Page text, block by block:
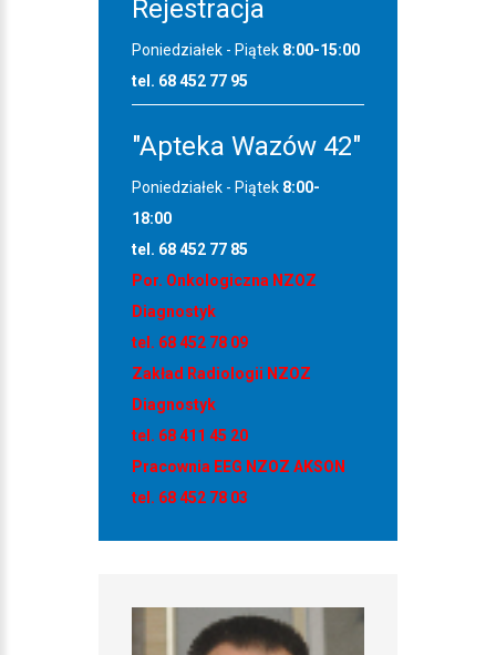
Rejestracja
Poniedziałek - Piątek 8:00-15:00
tel. 68 452 77 95
"Apteka Wazów 42"
Poniedziałek - Piątek 8:00-
18:00
tel. 68 452 77 85
Por. Onkologiczna NZOZ
Diagnostyk
tel. 68 452 78 09
Zakład Radiologii NZOZ
Diagnostyk
tel. 68 411 45 20
Pracownia EEG NZOZ AKSON
tel. 68 452 78 03